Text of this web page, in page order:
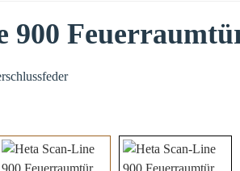
900